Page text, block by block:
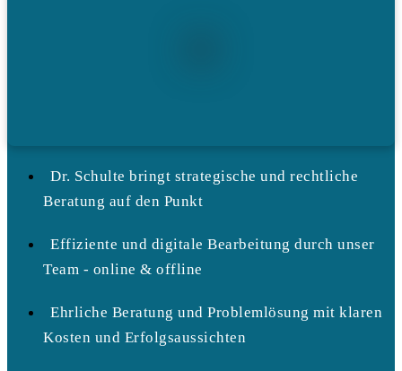
Dr. Schulte bringt strategische und rechtliche
Beratung auf den Punkt
Effiziente und digitale Bearbeitung durch unser
Team - online & offline
Ehrliche Beratung und Problemlösung mit klaren
Kosten und Erfolgsaussichten